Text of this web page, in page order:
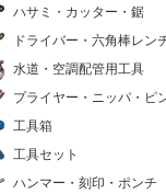
ハサミ・カッター・鋸
ドライバー・六角棒レン
水道・空調配管用工具
プライヤー・ニッパ・ピ
工具箱
工具セット
ハンマー・刻印・ポンチ